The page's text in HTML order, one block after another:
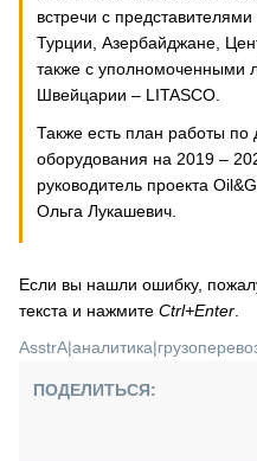
встречи с
Турции, Азербайджане,
также с уполномоченными
Швейцарии – LITASCO.
Также есть план работы по
оборудования на 2019 –
руководитель проекта
Ольга Лукашевич.
Если вы нашли ошибку,
текста и нажмите Ctrl+Enter
AsstrA|аналитика|
ПОДЕЛИТЬСЯ: